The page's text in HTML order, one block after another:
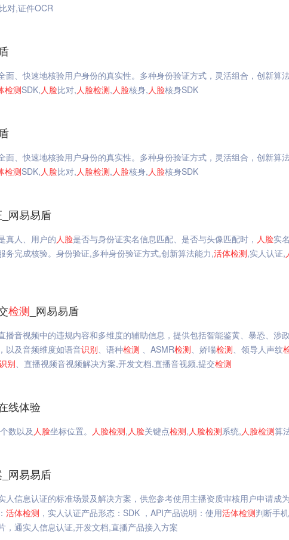
比对,证件OCR
面、快速地核验用户身份的真实性。多种身份验证方式，灵活组合，创新算
检测SDK,人脸比对,人脸检测,人脸核身,人脸核身SDK
面、快速地核验用户身份的真实性。多种身份验证方式，灵活组合，创新算
检测SDK,人脸比对,人脸检测,人脸核身,人脸核身SDK
_网易易盾
真人、用户的人脸是否与身份证实名信息匹配、是否与头像匹配时， 人脸实
务完成核验。身份验证,多种身份验证方式,创新算法能力,活体检测,实人认证,
检测 _网易易盾
播音视频中的违规内容和多维度的辅助信息，提供包括智能鉴黄、暴恐、涉
以及音频维度如语音识别、语种检测 、ASMR检测、娇喘检测、领导人声纹
别、直播视频音视频解决方案,开发文档,直播音视频,提交检测
线体验
数以及人脸坐标位置。 人脸检测,人脸关键点检测,人脸检测系统,人脸检测算
网易易盾
信息认证的标准场景及解决方案，供您参考使用主播资质审核用户申请成
活体检测 ，实人认证产品形态：SDK ，API产品说明：使用活体检测判断手
，通实人信息认证,开发文档,直播产品接入方案